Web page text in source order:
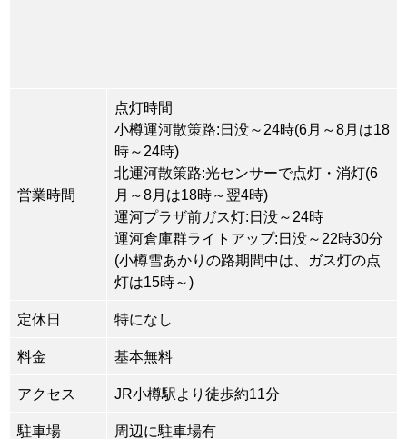
営業時間
点灯時間
小樽運河散策路:日没～24時(6月～8月は18
時～24時)
北運河散策路:光センサーで点灯・消灯(6
月～8月は18時～翌4時)
運河プラザ前ガス灯:日没～24時
運河倉庫群ライトアップ:日没～22時30分
(小樽雪あかりの路期間中は、ガス灯の点
灯は15時～)
定休日 特になし
料金 基本無料
アクセス JR小樽駅より徒歩約11分
駐車場 周辺に駐車場有